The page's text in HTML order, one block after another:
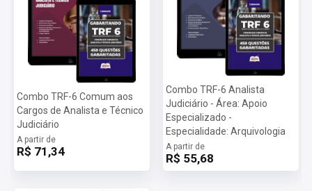
Combo TRF-6 Comum aos
Cargos de Analista e Técnico
Judiciário
A partir de
R$ 71,34
Combo TRF-6 Analista
Judiciário - Área: Apoio
Especializado -
Especialidade: Arquivologia
A partir de
R$ 55,68